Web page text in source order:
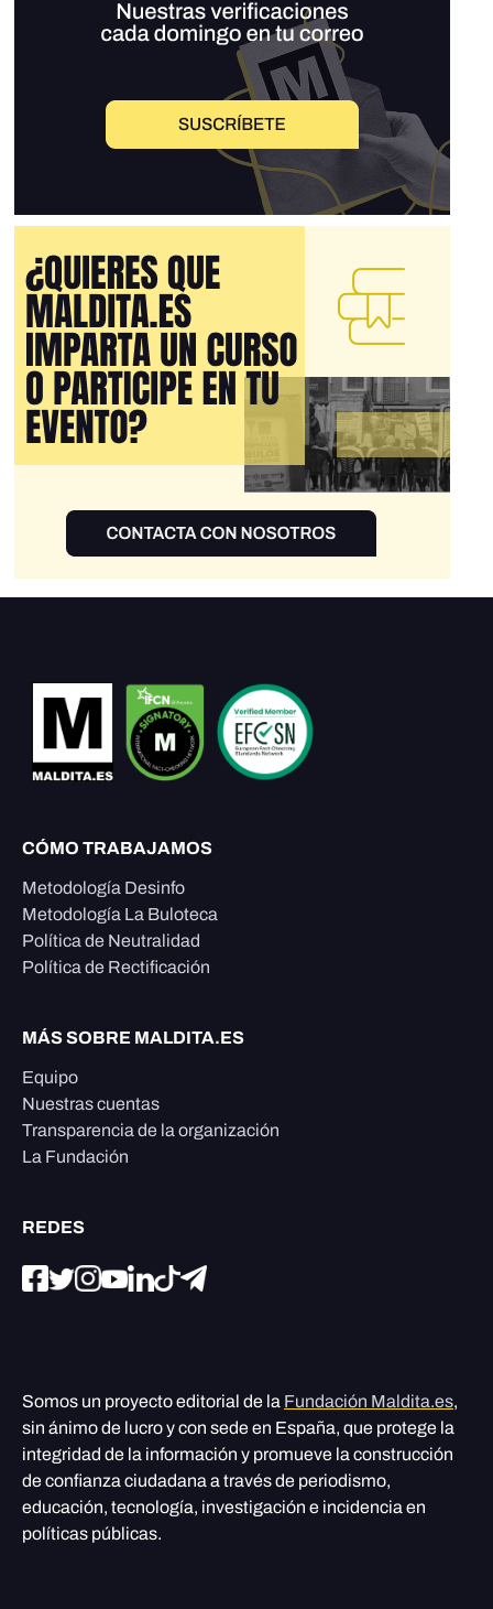
CÓMO TRABAJAMOS
Metodología Desinfo
Metodología La Buloteca
Política de Neutralidad
Política de Rectificación
MÁS SOBRE MALDITA.ES
Equipo
Nuestras cuentas
Transparencia de la organización
La Fundación
REDES
Somos un proyecto editorial de la Fundación Maldita.es,
sin ánimo de lucro y con sede en España, que protege la
integridad de la información y promueve la construcción
de confianza ciudadana a través de periodismo,
educación, tecnología, investigación e incidencia en
políticas públicas.